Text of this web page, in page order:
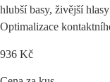
hlubší basy, živější
Optimalizace
936 Kč